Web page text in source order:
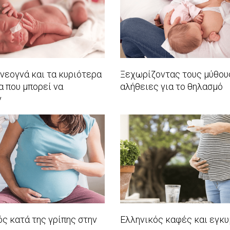
και τα κυριότερα
που μπορεί να
Ξεχωρίζοντας τους
αλήθειες για το θηλασμό
01-
06
κατά της γρίπης στην
Ελληνικός καφές και